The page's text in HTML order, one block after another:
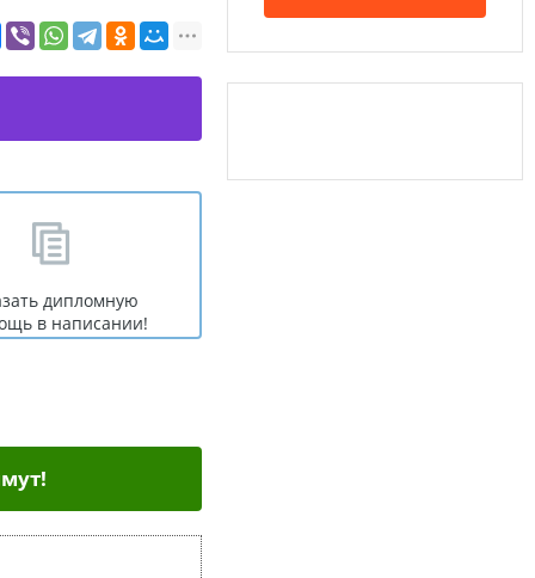
дипломную
в написании!